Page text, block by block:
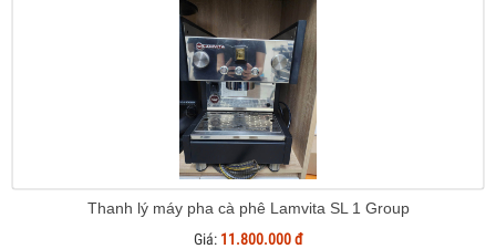
Thanh lý máy pha cà phê Lamvita SL 1 Group
Giá: 11.800.000 đ